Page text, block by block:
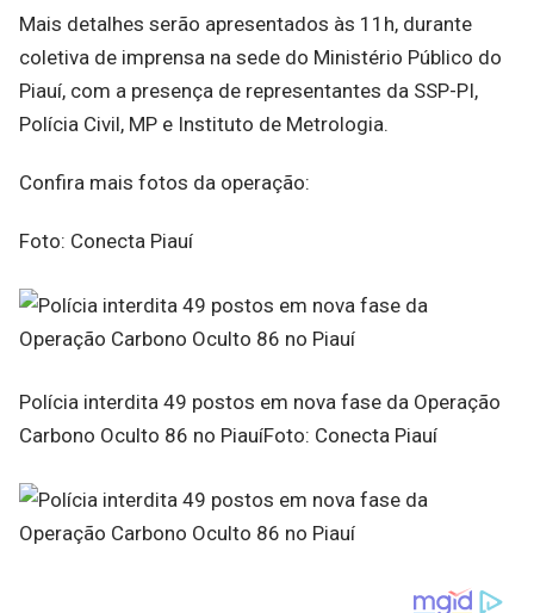
Mais detalhes serão apresentados às 11h, durante
coletiva de imprensa na sede do Ministério Público do
Piauí, com a presença de representantes da SSP-PI,
Polícia Civil, MP e Instituto de Metrologia.
Confira mais fotos da operação:
Foto: Conecta Piauí
Polícia interdita 49 postos em nova fase da Operação
Carbono Oculto 86 no PiauíFoto: Conecta Piauí